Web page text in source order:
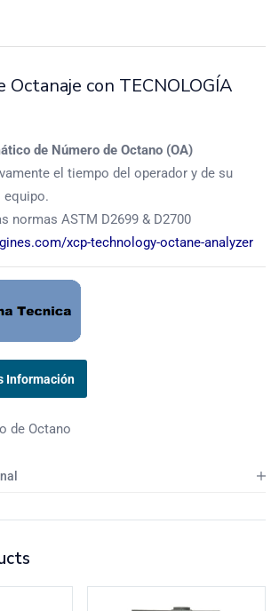
Octanaje con TECNOLOGÍA
de Número de Octano (OA)
el tiempo del operador y de su
equipo.
normas ASTM D2699 & D2700
xcp-technology-octane-analyzer
Información
de Octano